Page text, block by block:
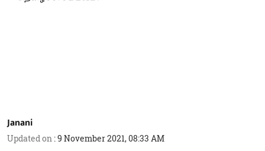
Janani
Updated on :9 November 2021, 08:33 AM